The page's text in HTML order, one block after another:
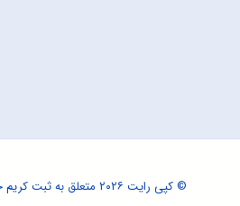
© کپی رایت ۲۰۲۶ متعلق به ثبت کریم خان می باشد.